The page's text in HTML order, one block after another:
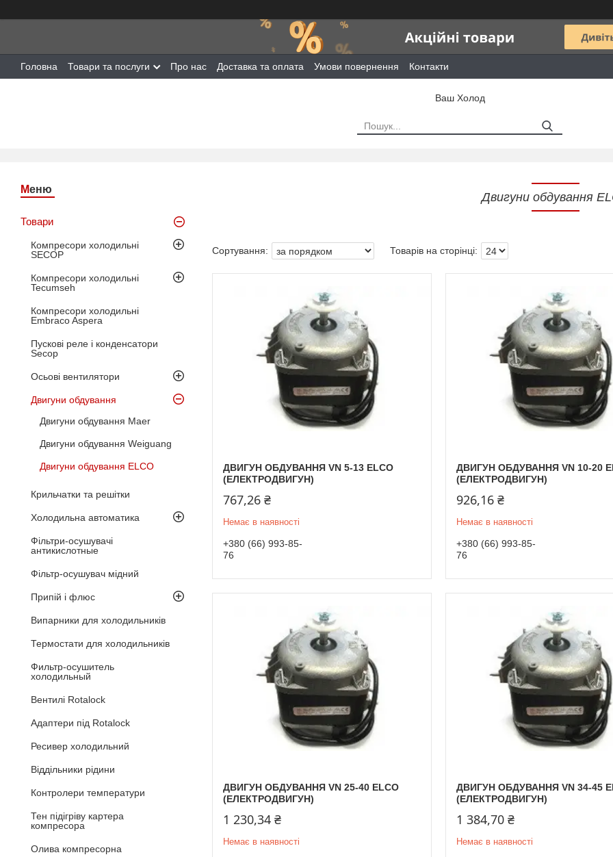
Головна Товари та послуги Про нас Доставка та оплата Умови повернення Контакти
Ваш Холод
Товари
Компресори холодильні
SECOP
Компресори холодильні
Tecumseh
Компресори холодильні
Embraco Aspera
Пускові реле і конденсатори
Secop
Осьові вентилятори
Двигуни обдування
Двигуни обдування Maer
Двигуни обдування Weiguang
Двигуни обдування ELCO
Крильчатки та решітки
Холодильна автоматика
Фільтри-осушувачі
антикислотные
Фільтр-осушувач мідний
Припій і флюс
Випарники для холодильників
Термостати для холодильників
Фильтр-осушитель
холодильный
Вентилі Rotalock
Адаптери під Rotalock
Ресивер холодильний
Віддільники рідини
Контролери температури
Тен підігріву картера
компресора
Олива компресорна
Двигуни обдування
ДВИГУН ОБДУВАННЯ VN 5-13 ELCO
(ЕЛЕКТРОДВИГУН)
767,26 ₴
Немає в наявності
+380 (66) 993-85-
76
ДВИГУН ОБДУВАННЯ VN 10-20
(ЕЛЕКТРОДВИГУН)
926,16 ₴
Немає в наявності
+380 (66) 993-85-
76
ДВИГУН ОБДУВАННЯ VN 25-40 ELCO
(ЕЛЕКТРОДВИГУН)
1 230,34 ₴
Немає в наявності
ДВИГУН ОБДУВАННЯ VN 34-45
(ЕЛЕКТРОДВИГУН)
1 384,70 ₴
Немає в наявності